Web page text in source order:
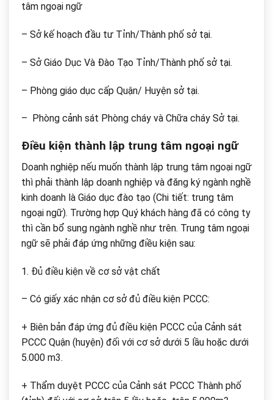
tâm ngoại ngữ
– Sở kế hoạch đầu tư Tỉnh/Thành phố sở tại.
– Sở Giáo Dục Và Đào Tạo Tỉnh/Thành phố sở tại.
– Phòng giáo dục cấp Quận/ Huyện sở tại.
– Phòng cảnh sát Phòng cháy và Chữa cháy Sở tại.
Điều kiện thành lập trung tâm ngoại ngữ
Doanh nghiệp nếu muốn thành lập trung tâm ngoại ngữ
thì phải thành lập doanh nghiệp và đăng ký ngành nghề
kinh doanh là Giáo dục đào tạo (Chi tiết: trung tâm
ngoại ngữ). Trường hợp Quý khách hàng đã có công ty
thì cần bổ sung ngành nghề như trên. Trung tâm ngoại
ngữ sẽ phải đáp ứng những điều kiện sau:
1. Đủ điều kiện về cơ sở vật chất
– Có giấy xác nhận cơ sở đủ điều kiện PCCC:
+ Biên bản đáp ứng đủ điều kiện PCCC của Cảnh sát
PCCC Quận (huyện) đối với cơ sở dưới 5 lầu hoặc dưới
5.000 m3.
+ Thẩm duyệt PCCC của Cảnh sát PCCC Thành phố